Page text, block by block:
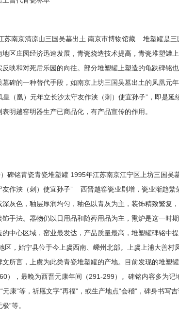
苏南京清凉山三国吴墓出土 南京市博物馆藏 堆塑罐是三
区庄园经济迅速发展，青瓷烧造技术提高，青瓷堆塑罐
映和对死后乐园的向往。部分堆塑罐上塑造的龟趺碑铭
碑的一种替代手段，如南京上坊三国吴墓出土的凤凰元
皇（凰）元年立长沙太守友作浃（刺）使宜孙子”，即是
明越窑明器生产已商品化，有产品宣传的作用。
碑铭青瓷青瓷堆塑罐 1995年江苏南京江宁区上坊三国吴
友作浃（刺）使宜孙子” 西晋越窑瓷业剧增，瓷业渐趋繁
灰色，釉层厚润均匀，釉色以青灰为主，装饰精致繁复
饰手法。器物仍以日用品和随葬用品为主，熏炉是这一
中心区域，窑业最发达，产品质量最高，堆塑罐碑铭中
区，始宁县位于今上虞西南、嵊州北部。上虞上浦大善村
所言，上虞为此类青瓷堆塑罐的产地。目前发现的堆塑
），最晚为西晋元康年间（291-299）。碑铭内容多为记
元康”等，祈愿文字“再福”，或生产地点“会稽”，碑身书写
”等。